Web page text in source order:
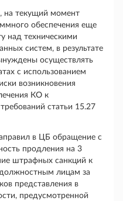
на текущий момент
обеспечения еще
над техническими
систем, в результате
осуществлять
с использованием
возникновения
КО к
статьи 15.27
в ЦБ обращение с
продления на 3
штрафных санкций к
лицам за
представления в
предусмотренной